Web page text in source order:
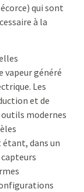
qui sont
à la
vapeur généré
Les
et de
modernes
dans un